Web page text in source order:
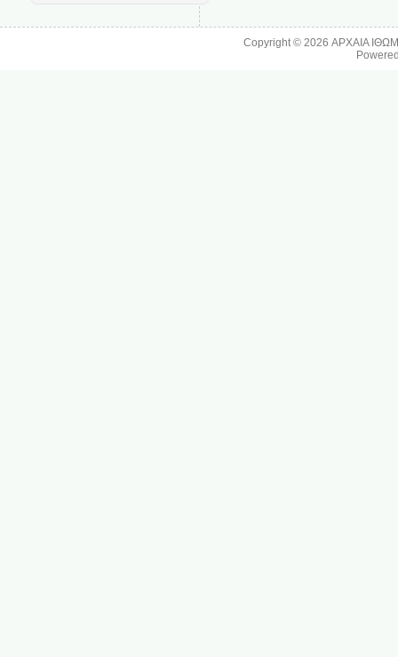
Copyright © 2026ΑΡΧΑΙΑ